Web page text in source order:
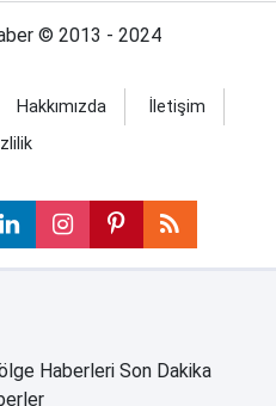
© 2013 - 2024
Hakkımızda
İletişim
Haberleri Son Dakika